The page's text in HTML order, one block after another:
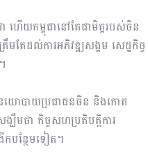
ហើយកម្ពុជានៅតែជាមិត្តរបស់ចិន
តែដល់ការអភិវឌ្ឍ​សង្គម សេដ្ឋកិច្ច
នយោបាយប្រជាជនចិន និងកោត
មថា កិច្ចសហប្រតិបត្តិ​ការ​
កបន្ថែមទៀត។